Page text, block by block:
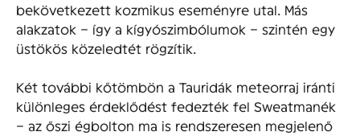
bekövetkezett kozmikus eseményre utal. Más
alakzatok – így a kígyószimbólumok – szintén egy
üstökös közeledtét rögzítik.
Két további kőtömbön a Tauridák meteorraj iránti
különleges érdeklődést fedezték fel Sweatmanék
– az őszi égbolton ma is rendszeresen megjelenő